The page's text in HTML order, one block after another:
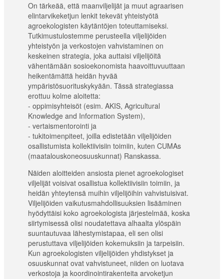
On tärkeää, että maanviljelijät ja muut agraarisen
elintarvikeketjun lenkit tekevät yhteistyötä
agroekologisten käytäntöjen toteuttamiseksi.
Tutkimustulostemme perusteella viljelijöiden
yhteistyön ja verkostojen vahvistaminen on
keskeinen strategia, joka auttaisi viljelijöitä
vähentämään sosioekonomista haavoittuvuuttaan
heikentämättä heidän hyvää
ympäristösuorituskykyään. Tässä strategiassa
erottuu kolme aloitetta:
- oppimisyhteisöt (esim. AKIS, Agricultural
Knowledge and Information System),
- vertaismentorointi ja
- tukitoimenpiteet, joilla edistetään viljelijöiden
osallistumista kollektiivisiin toimiin, kuten CUMAs
(maatalouskoneosuuskunnat) Ranskassa.
Näiden aloitteiden ansiosta pienet agroekologiset
viljelijät voisivat osallistua kollektiivisiin toimiin, ja
heidän yhteytensä muihin viljelijöihin vahvistuisivat.
Viljelijöiden vaikutusmahdollisuuksien lisääminen
hyödyttäisi koko agroekologista järjestelmää, koska
siirtymisessä olisi noudatettava alhaalta ylöspäin
suuntautuvaa lähestymistapaa, eli sen olisi
perustuttava viljelijöiden kokemuksiin ja tarpeisiin.
Kun agroekologisten viljelijöiden yhdistykset ja
osuuskunnat ovat vahvistuneet, niiden on luotava
verkostoja ja koordinointirakenteita arvoketjun